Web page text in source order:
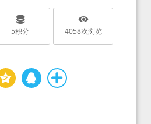
5积分 4058次浏览